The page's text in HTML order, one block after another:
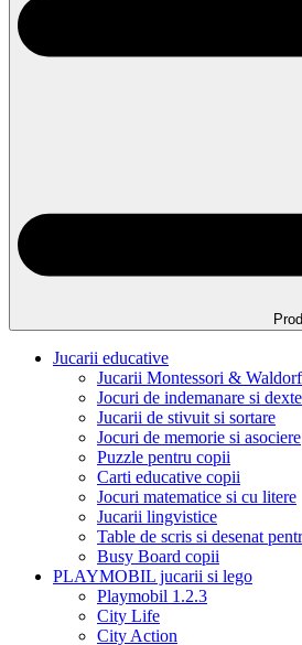
Jucarii educative
Jucarii Montessori & Waldorf
Jocuri de indemanare si
Jucarii de stivuit si sortare
Jocuri de memorie si asociere
Puzzle pentru copii
Carti educative copii
Jocuri matematice si cu litere
Jucarii lingvistice
Table de scris si desenat
Busy Board copii
PLAYMOBIL jucarii si lego
Playmobil 1.2.3
City Life
City Action